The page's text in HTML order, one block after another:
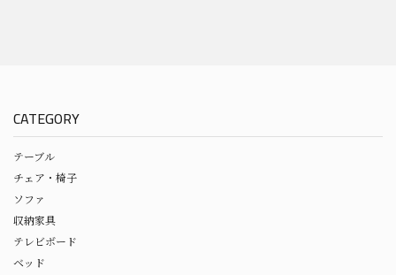
CATEGORY
テーブル
チェア・椅子
ソファ
収納家具
テレビボード
ベッド